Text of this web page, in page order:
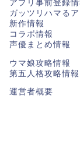
アプリ事前登録情
ガッツリハマる
新作情報
コラボ情報
声優まとめ情報
ウマ娘攻略情報
第五人格攻略情報
運営者概要